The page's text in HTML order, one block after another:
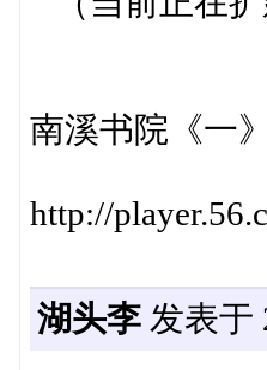
南溪书院《一》
http://
湖头李发表于